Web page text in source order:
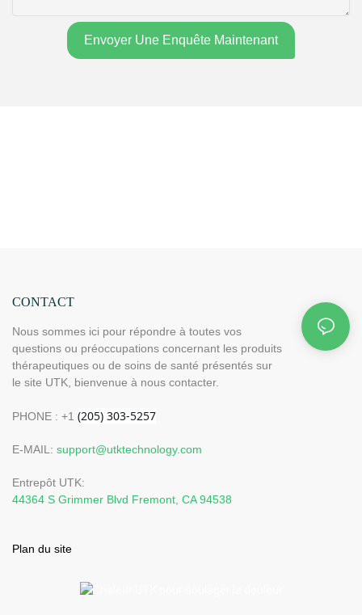
Envoyer Une Enquête Maintenant
CONTACT
Nous sommes ici pour répondre à toutes vos
questions ou préoccupations concernant les produits
thérapeutiques ou de soins de santé présentés sur
le site UTK, bienvenue à nous contacter.
PHONE : +1
E-MAIL: support@utktechnology.com
Entrepôt UTK:
44364 S Grimmer Blvd Fremont, CA 94538
Plan du site